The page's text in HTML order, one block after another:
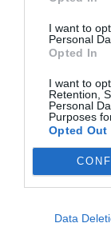
I want to
Personal
Opted In
I want to
Retention,
Personal
Purposes
Opted Out
Data
posterioridad
"Entweder
hace música,
¿Te ha
Suscríbete a